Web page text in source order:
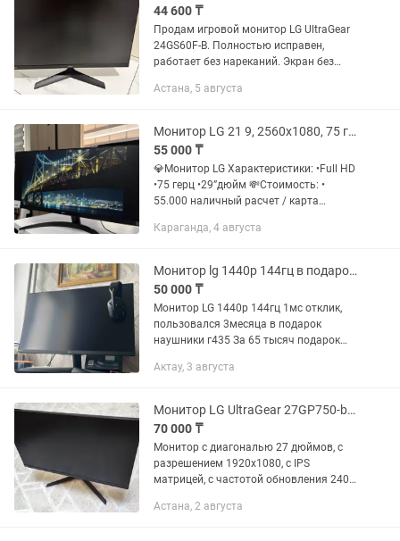
44 600 ₸
Продам игровой монитор LG UltraGear
24GS60F-B. Полностью исправен,
работает без нареканий. Экран без
24”, IPS-матрица, разрешение Full HD
Астана, 5 августа
Монитор LG 21 9, 2560x1080, 75 герц, 29 дюймов
55 000 ₸
💎Монитор LG Характеристики: •Full HD
•75 герц •29”дюйм 💸Стоимость: •
55.000 наличный расчет / карта
1 месяц. 🚚 Доставка: Бесплатно по
Караганда, 4 августа
Монитор lg 1440р 144гц в подарок наушники г435
50 000 ₸
Монитор LG 1440p 144гц 1мс отклик,
пользовался 3месяца в подарок
наушники г435 За 65 тысяч подарок
Актау, 3 августа
Монитор LG UltraGear 27GP750-b (Ips 1ms)
70 000 ₸
Монитор с диагональю 27 дюймов, с
разрешением 1920x1080, с IPS
матрицей, с частотой обновления 240
кд/м². Возможна настройка положения
Астана, 2 августа